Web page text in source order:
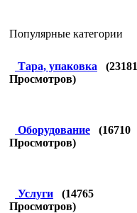
Популярные категории
Тара, упаковка (23181
Просмотров)
Оборудование (16710
Просмотров)
Услуги (14765
Просмотров)